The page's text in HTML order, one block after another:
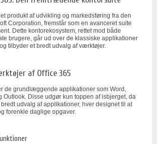
produkt af udvikling og markedsføring fra den
Corporation, fremstår som en avanceret suite
Dette kontorekosystem, rettet mod både
brugere, går ud over de klassiske applikationer
tilbyder et bredt udvalg af værktøjer.
af Office 365
de grundlæggende applikationer som Word,
Outlook. Disse udgør kun toppen af isbjerget, da
udvalg af applikationer, hver designet til at
forenkle daglige opgaver.